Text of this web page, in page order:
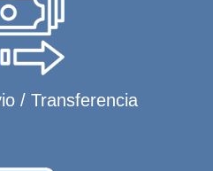
/ Transferencia